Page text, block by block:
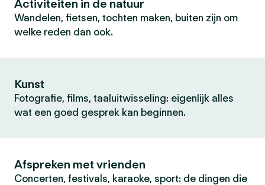
Activiteiten in de natuur
Wandelen, fietsen, tochten maken, buiten zijn om
welke reden dan ook.
Kunst
Fotografie, films, taaluitwisseling: eigenlijk alles
wat een goed gesprek kan beginnen.
Afspreken met vrienden
Concerten, festivals, karaoke, sport: de dingen die